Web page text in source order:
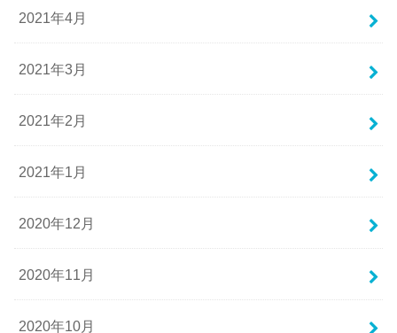
2021年4月
2021年3月
2021年2月
2021年1月
2020年12月
2020年11月
2020年10月